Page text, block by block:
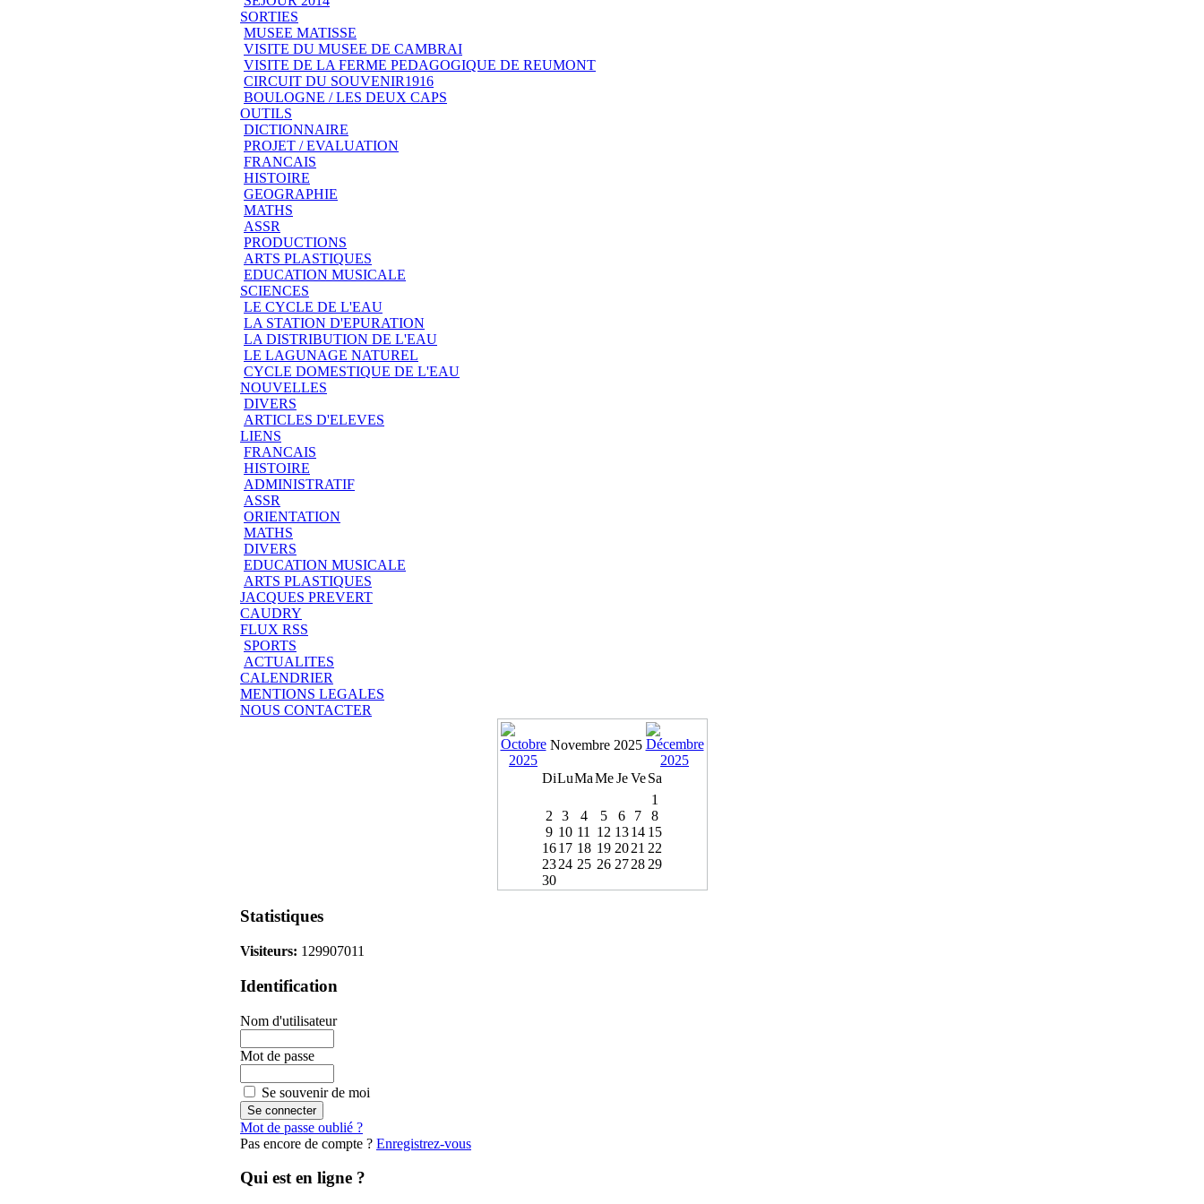
SORTIES
MUSEE MATISSE
VISITE DU MUSEE DE CAMBRAI
VISITE DE LA FERME PEDAGOGIQUE DE REUMONT
CIRCUIT DU SOUVENIR1916
BOULOGNE / LES DEUX CAPS
OUTILS
DICTIONNAIRE
PROJET / EVALUATION
FRANCAIS
HISTOIRE
GEOGRAPHIE
MATHS
ASSR
PRODUCTIONS
ARTS PLASTIQUES
EDUCATION MUSICALE
SCIENCES
LE CYCLE DE L'EAU
LA STATION D'EPURATION
LA DISTRIBUTION DE L'EAU
LE LAGUNAGE NATUREL
CYCLE DOMESTIQUE DE L'EAU
NOUVELLES
DIVERS
ARTICLES D'ELEVES
LIENS
FRANCAIS
HISTOIRE
ADMINISTRATIF
ASSR
ORIENTATION
MATHS
DIVERS
EDUCATION MUSICALE
ARTS PLASTIQUES
JACQUES PREVERT
CAUDRY
FLUX RSS
SPORTS
ACTUALITES
CALENDRIER
MENTIONS LEGALES
NOUS CONTACTER
Novembre 2025
DiLuMaMe Je Ve Sa
1
2
3 4 5 6 7
8
9 10 11 12 1314 15
1617 18 19 2021 22
2324 25 26 2728 29
30
Statistiques
Visiteurs: 129907011
Identification
Nom d'utilisateur
Mot de passe
Se souvenir de moi
Mot de passe oublié ?
Pas encore de compte ? Enregistrez-vous
Qui est en ligne ?